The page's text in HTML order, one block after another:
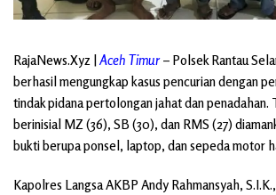
RajaNews.Xyz Aceh Timur – Polsek Rantau
berhasil mengungkap kasus pencurian dengan
tindak pidana pertolongan jahat dan penadahan.
berinisial MZ (36), SB (30), dan RMS (27)
bukti berupa ponsel, laptop, dan sepeda motor
Kapolres Langsa AKBP Andy Rahmansyah,